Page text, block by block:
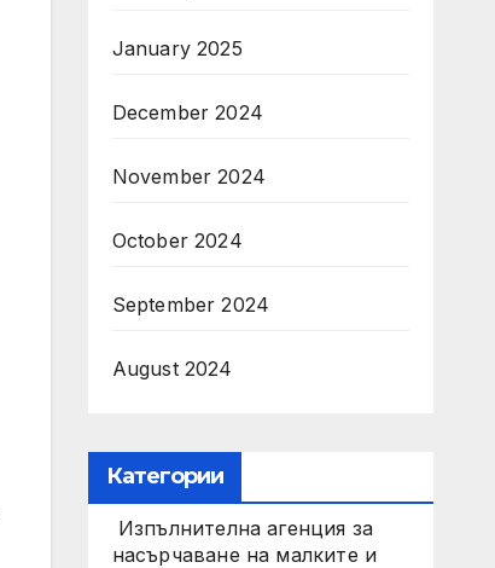
January 2025
December 2024
November 2024
October 2024
September 2024
August 2024
Категории
Изпълнителна агенция за
насърчаване на малките и